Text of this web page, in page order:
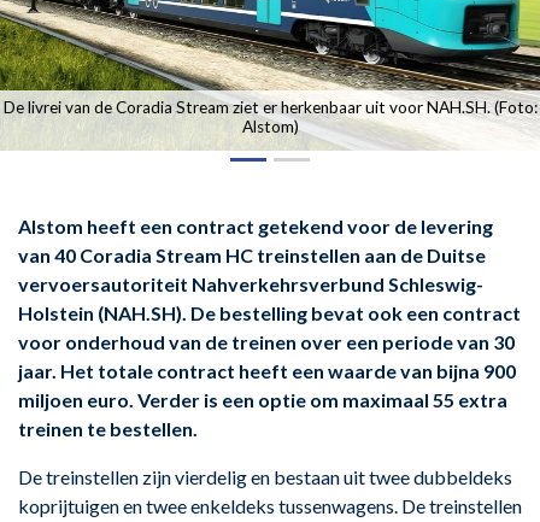
De livrei van de Coradia Stream ziet er herkenbaar uit voor NAH.SH. (Foto:
Alstom)
Alstom heeft een contract getekend voor de levering
van 40 Coradia Stream HC treinstellen aan de Duitse
vervoersautoriteit Nahverkehrsverbund Schleswig-
Holstein (NAH.SH). De bestelling bevat ook een contract
voor onderhoud van de treinen over een periode van 30
jaar. Het totale contract heeft een waarde van bijna 900
miljoen euro. Verder is een optie om maximaal 55 extra
treinen te bestellen.
De treinstellen zijn vierdelig en bestaan uit twee dubbeldeks
koprijtuigen en twee enkeldeks tussenwagens. De treinstellen